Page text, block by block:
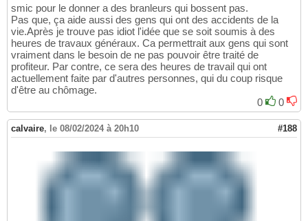
smic pour le donner a des branleurs qui bossent pas.
Pas que, ça aide aussi des gens qui ont des accidents de la
vie.Après je trouve pas idiot l'idée que se soit soumis à des
heures de travaux généraux. Ca permettrait aux gens qui sont
vraiment dans le besoin de ne pas pouvoir être traité de
profiteur. Par contre, ce sera des heures de travail qui ont
actuellement faite par d'autres personnes, qui du coup risque
d'être au chômage.
0
0
calvaire, le 08/02/2024 à 20h10 #188